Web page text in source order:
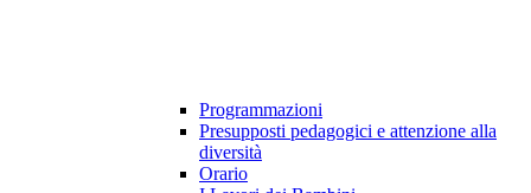
Programmazioni
Presupposti pedagogici e attenzione alla
diversità
Orario